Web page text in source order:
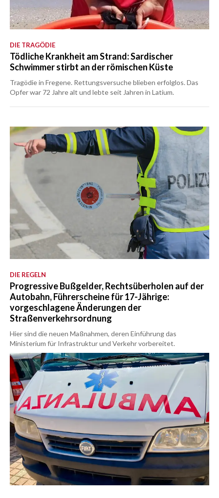
DIE TRAGÖDIE
Tödliche Krankheit am Strand: Sardischer
Schwimmer stirbt an der römischen Küste
Tragödie in Fregene. Rettungsversuche blieben erfolglos. Das
Opfer war 72 Jahre alt und lebte seit Jahren in Latium.
DIE REGELN
Progressive Bußgelder, Rechtsüberholen auf der
Autobahn, Führerscheine für 17-Jährige:
vorgeschlagene Änderungen der
Straßenverkehrsordnung
Hier sind die neuen Maßnahmen, deren Einführung das
Ministerium für Infrastruktur und Verkehr vorbereitet.